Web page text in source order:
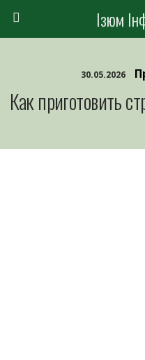
Ізюм
30.05.2026
Как приготовить